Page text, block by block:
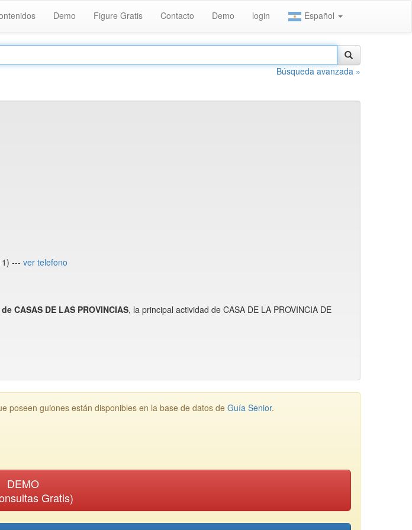
Demo Figure Gratis Contacto Demo login Español
Búsqueda avanzada »
--- ver telefono
CASAS DE LAS PROVINCIAS, la principal actividad de CASA DE LA PROVINCIA DE
poseen guiones están disponibles en la base de datos de Guía Senior.
DEMO
Gratis)